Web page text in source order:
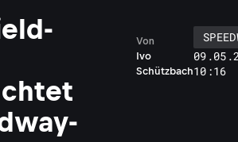
Ivo
Schützbach
Von
10:16